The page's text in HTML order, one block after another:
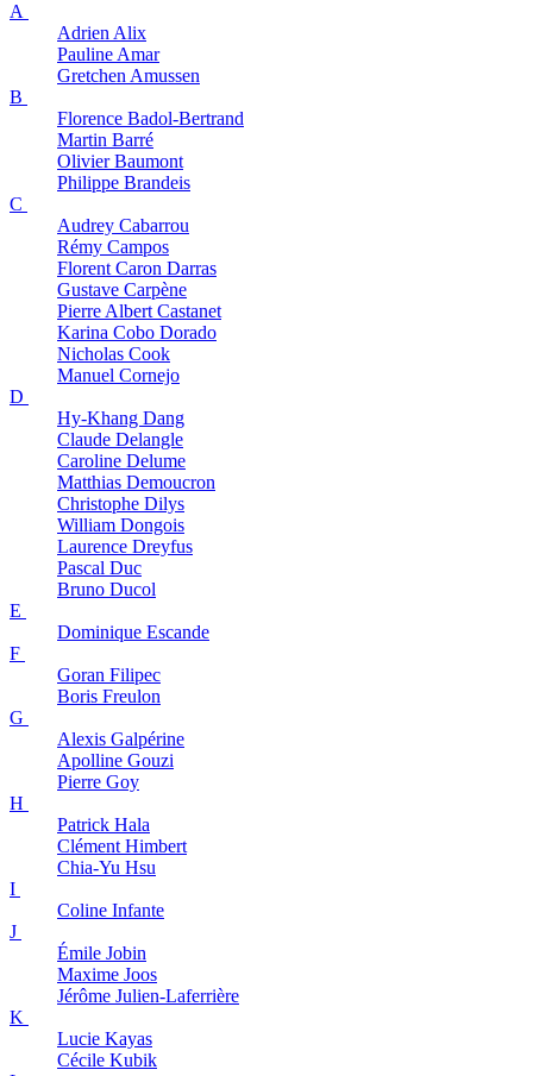
A
Adrien Alix
Pauline Amar
Gretchen Amussen
B
Florence Badol-Bertrand
Martin Barré
OlivierBaumont
Philippe Brandeis
C
Audrey Cabarrou
Rémy Campos
Florent Caron Darras
Gustave Carpène
Pierre Albert Castanet
Karina Cobo Dorado
Nicholas Cook
Manuel Cornejo
D
Hy-Khang Dang
Claude Delangle
Caroline Delume
Matthias Demoucron
Christophe Dilys
William Dongois
Laurence Dreyfus
Pascal Duc
Bruno Ducol
E
Dominique Escande
F
Goran Filipec
Boris Freulon
G
Alexis Galpérine
Apolline Gouzi
Pierre Goy
H
Patrick Hala
Clément Himbert
Chia-Yu Hsu
I
Coline Infante
J
Émile Jobin
Maxime Joos
Jérôme Julien-Laferrière
K
Lucie Kayas
Cécile Kubik